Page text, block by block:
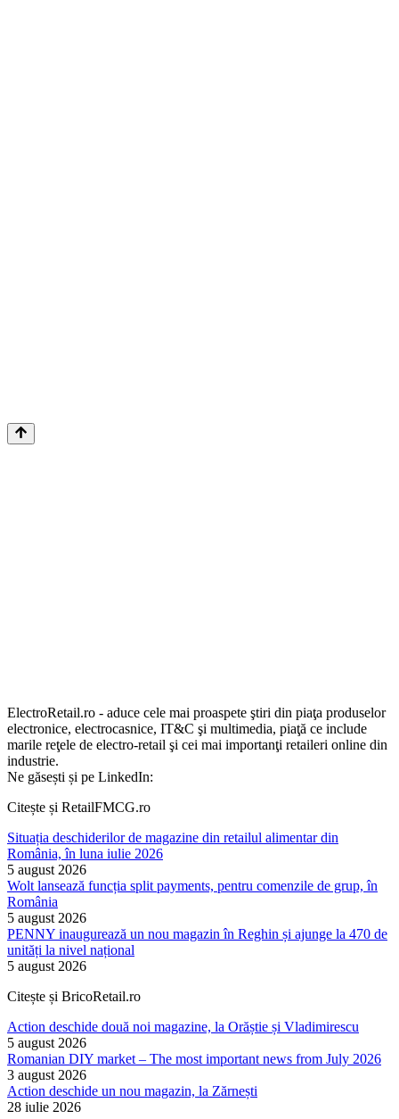
ElectroRetail.ro - aduce cele mai proaspete ştiri din piaţa produselor
electronice, electrocasnice, IT&C şi multimedia, piaţă ce include
marile reţele de electro-retail şi cei mai importanţi retaileri online din
industrie.
Ne găsești și pe LinkedIn:
Citește și RetailFMCG.ro
Situația deschiderilor de magazine din retailul alimentar din
România, în luna iulie 2026
5 august 2026
Wolt lansează funcția split payments, pentru comenzile de grup, în
România
5 august 2026
PENNY inaugurează un nou magazin în Reghin și ajunge la 470 de
unități la nivel național
5 august 2026
Citește și BricoRetail.ro
Action deschide două noi magazine, la Orăștie și Vladimirescu
5 august 2026
Romanian DIY market – The most important news from July 2026
3 august 2026
Action deschide un nou magazin, la Zărnești
28 iulie 2026